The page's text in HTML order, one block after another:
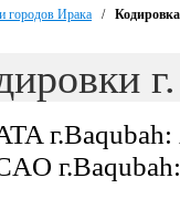
городов Ирака /
г.Baqubah: